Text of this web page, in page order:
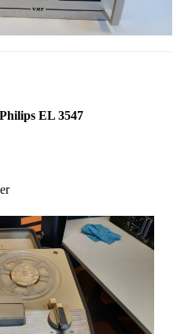
EL 3547